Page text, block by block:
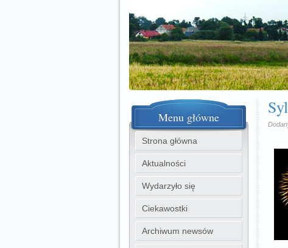
Menu główne
Strona główna
Aktualności
Wydarzyło się
Ciekawostki
Archiwum newsów